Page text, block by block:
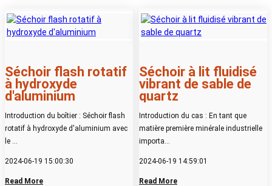
Séchoir flash rotatif
à hydroxyde
d'aluminium
Introduction du boîtier : Séchoir flash
rotatif à hydroxyde d'aluminium avec
le ...
2024-06-19 15:00:30
Read More
Séchoir à lit fluidisé
vibrant de sable de
quartz
Introduction du cas : En tant que
matière première minérale industrielle
importa...
2024-06-19 14:59:01
Read More